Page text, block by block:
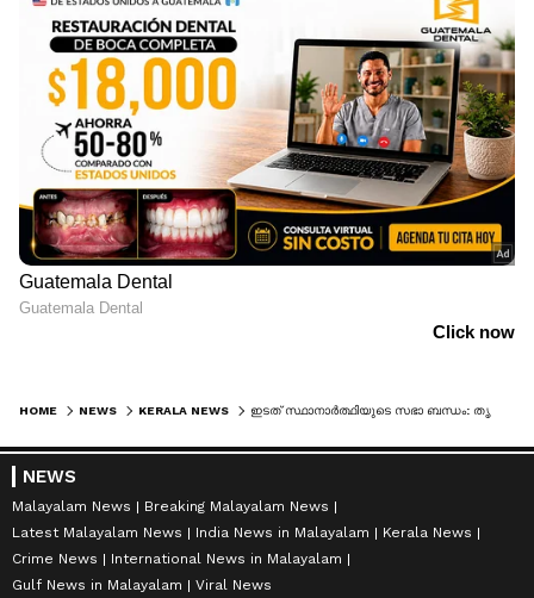
HOME NEWS KERALA NEWS
NEWS
Malayalam News
Breaking Malayalam News
Latest Malayalam News
India News in Malayalam
Kerala News
Crime News
International News in Malayalam
Gulf News in Malayalam
Viral News